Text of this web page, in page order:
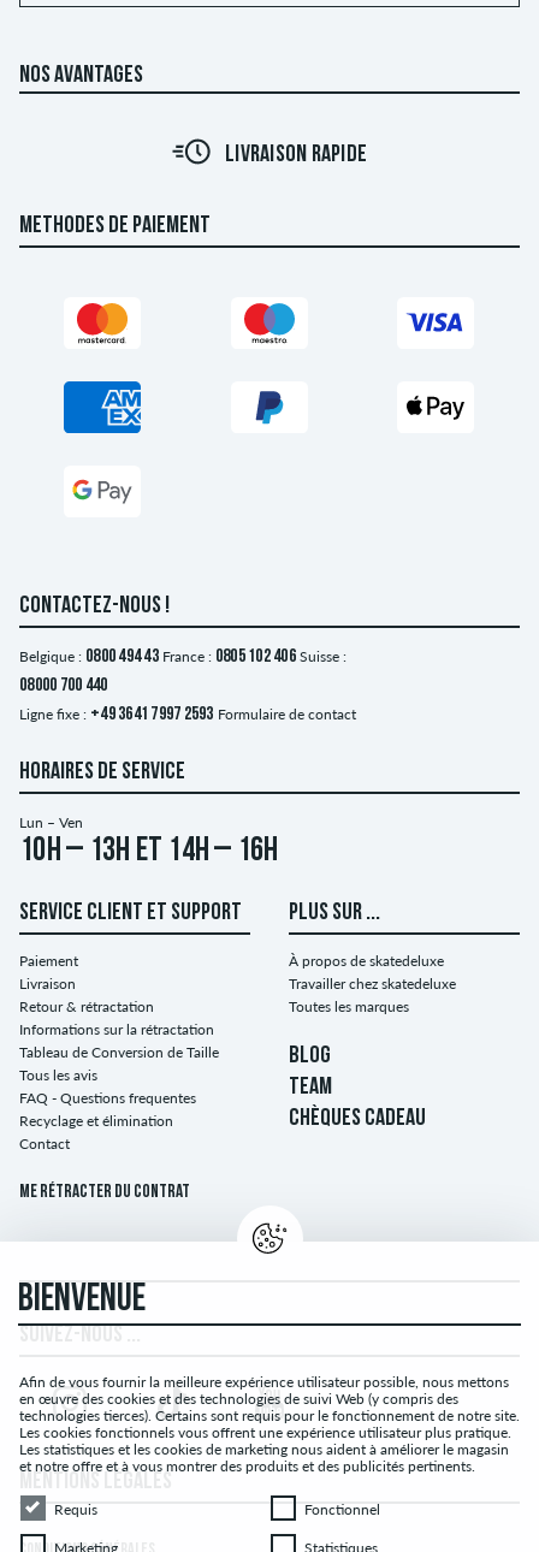
NOS AVANTAGES
LIVRAISON RAPIDE
METHODES DE PAIEMENT
CONTACTEZ-NOUS !
Belgique : 0800 494 43 France : 0805 102 406 Suisse :
08000 700 440
Ligne fixe : +49 3641 7997 2593 Formulaire de contact
HORAIRES DE SERVICE
Lun – Ven
10h – 13h et 14h – 16h
SERVICE CLIENT ET SUPPORT
Paiement
Livraison
Retour & rétractation
Informations sur la rétractation
Tableau de Conversion de Taille
Tous les avis
FAQ - Questions frequentes
Recyclage et élimination
Contact
Me rétracter du contrat
PLUS SUR ...
À propos de skatedeluxe
Travailler chez skatedeluxe
Toutes les marques
BLOG
TEAM
CHÈQUES CADEAU
BIENVENUE
Afin de vous fournir la meilleure expérience utilisateur possible, nous mettons
en œuvre des cookies et des technologies de suivi Web (y compris des
technologies tierces). Certains sont requis pour le fonctionnement de notre site.
Les cookies fonctionnels vous offrent une expérience utilisateur plus pratique.
Les statistiques et les cookies de marketing nous aident à améliorer le magasin
et notre offre et à vous montrer des produits et des publicités pertinents.
RequisRequis Fonctionnel
Fonctionnel
MarketingMarketing Statistiques
Statistiques